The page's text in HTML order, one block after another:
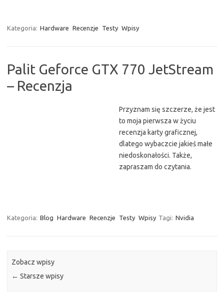
Kategoria: Hardware Recenzje Testy Wpisy
Palit Geforce GTX 770 JetStream
– Recenzja
Przyznam się szczerze, że jest
to moja pierwsza w życiu
recenzja karty graficznej,
dlatego wybaczcie jakieś małe
niedoskonałości. Także,
zapraszam do czytania.
Kategoria: Blog Hardware Recenzje Testy Wpisy Tagi: Nvidia
Zobacz wpisy
← Starsze wpisy